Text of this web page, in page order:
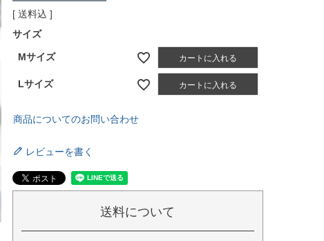
送料込
サイズ
Mサイズ カートに入れる
Lサイズ カートに入れる
商品についてのお問い合わせ
レビューを書く
送料について